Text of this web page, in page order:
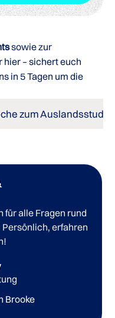
sowie zur
hier – sichert euch
in 5 Tagen um die
zum
für alle Fragen rund
erfahren
Brooke